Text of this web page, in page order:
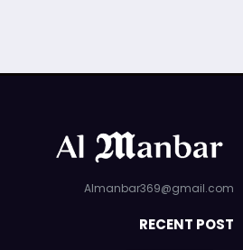
Almanbar369@gmail.com
RECENT POST